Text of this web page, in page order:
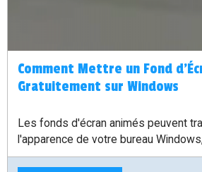
Comment Mettre un Fond
Gratuitement sur Windows
Les fonds d'écran animés peuvent
l'apparence de votre bureau